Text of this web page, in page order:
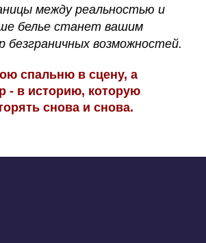
между реальностью и
белье станет вашим
безграничных возможностей.
спальню в сцену, а
- в историю, которую
снова и снова.